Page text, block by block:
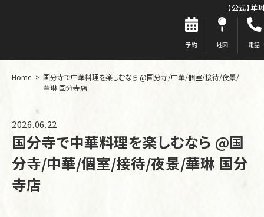
【公式】
予約 地図 電話
Home
国分寺で中華料理を楽しむなら @国分寺/中華/個室/接待/夜景/
華琳 国分寺店
2026.06.22
国分寺で中華料理を楽しむなら @国
分寺/中華/個室/接待/夜景/華琳 国分
寺店